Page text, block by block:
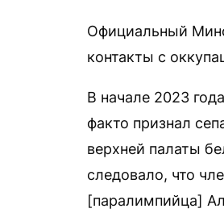
Официальный
контакты с
В начале 2023
факто признал
верхней палаты
следовало, что
[паралимпийца]